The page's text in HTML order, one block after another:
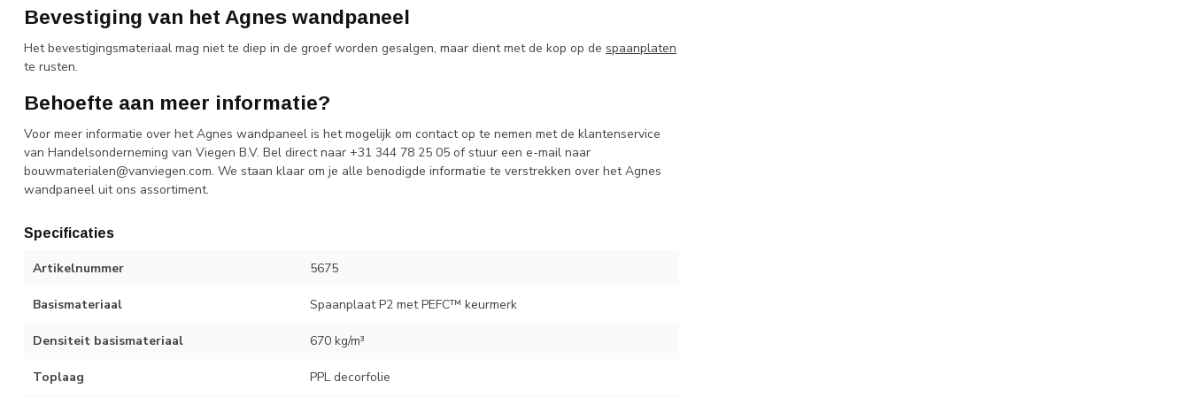
Bevestiging van het Agnes wandpaneel
Het bevestigingsmateriaal mag niet te diep in de groef worden gesalgen, maar dient met de kop op de spaanplaten
te rusten.
Behoefte aan meer informatie?
Voor meer informatie over het Agnes wandpaneel is het mogelijk om contact op te nemen met de klantenservice
van Handelsonderneming van Viegen B.V. Bel direct naar +31 344 78 25 05 of stuur een e-mail naar
bouwmaterialen@vanviegen.com. We staan klaar om je alle benodigde informatie te verstrekken over het Agnes
wandpaneel uit ons assortiment.
Specificaties
Artikelnummer 5675
Basismateriaal Spaanplaat P2 met PEFC™ keurmerk
Densiteit basismateriaal 670 kg/m³
Toplaag PPL decorfolie